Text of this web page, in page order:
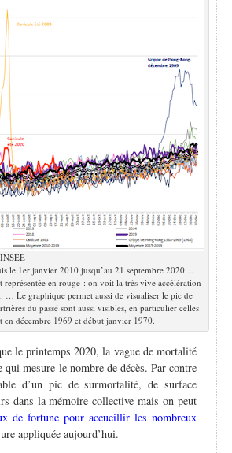
le 1er janvier 2010 jusqu’au 21 septembre 2020…
représentée en rouge : on voit la très vive accélération
… Le graphique permet aussi de visualiser le pic de
du passé sont aussi visibles, en particulier celles
décembre 1969 et début janvier 1970.
le printemps 2020, la vague de mortalité
mesure le nombre de décès. Par contre
d’un pic de surmortalité, de surface
dans la mémoire collective mais on peut
de fortune pour accueillir les nombreux
appliquée aujourd’hui.